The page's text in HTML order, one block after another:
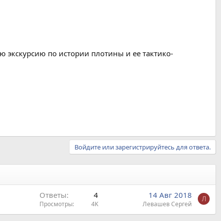
экскурсию по истории плотины и ее тактико-
Войдите или зарегистрируйтесь для ответа.
Ответы 4
Просмотры 4K
14 Авг 2018
Левашев Сергей
Л